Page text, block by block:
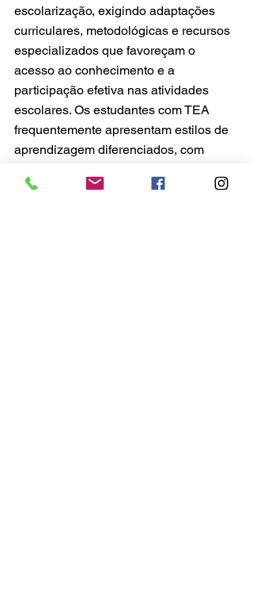
escolarização, exigindo adaptações
curriculares, metodológicas e recursos
especializados que favoreçam o
acesso ao conhecimento e a
participação efetiva nas atividades
escolares. Os estudantes com TEA
frequentemente apresentam estilos de
aprendizagem diferenciados, com
visual sobre o auditivo, o que